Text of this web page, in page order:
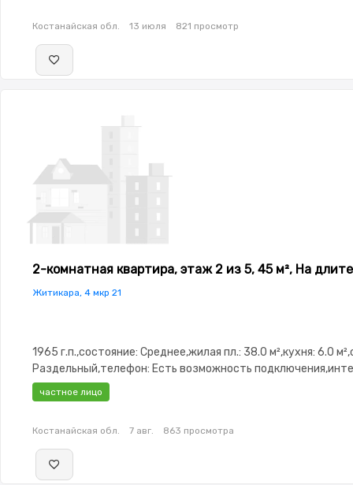
Костанайская обл. 13 июля 821 просмотр
2-комнатная квартира, этаж 2 из 5, 45 м², На
Житикара, 4 мкр 21
1965 г.п.,состояние: Среднее,жилая пл.: 38.0 м²,кухня: 6.0
Раздельный,телефон: Есть возможность
Проводной,Частично меблирована,Частично
Паркинг,Домофон,Тихий двор
частное лицо
Костанайская обл. 7 авг. 863 просмотра